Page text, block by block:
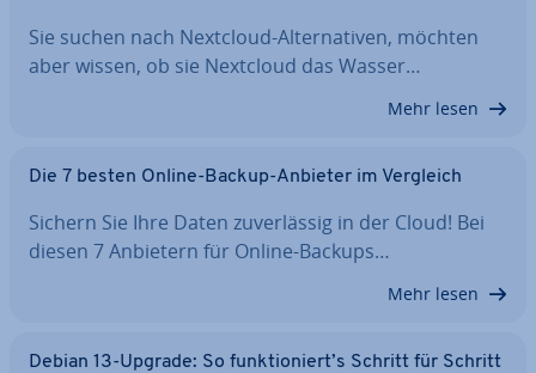
Sie suchen nach Nextcloud-Al­ter­na­ti­ven, möchten
aber wissen, ob sie Nextcloud das Wasser…
Mehr lesen
Die 7 besten Online-Backup-Anbieter im Vergleich
Sichern Sie Ihre Daten zu­ver­läs­sig in der Cloud! Bei
diesen 7 Anbietern für Online-Backups…
Mehr lesen
Debian 13-Upgrade: So funk­tio­niert’s Schritt für Schritt